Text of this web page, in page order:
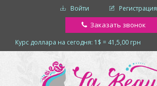
Войти Регистрация
Заказать звонок
Курс доллара на сегодня: 1$ = 41,5,00 грн